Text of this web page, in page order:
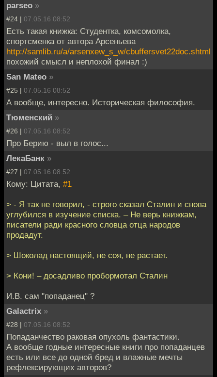
parseo »
#24 | 07.05.16 08:52
Есть такая книжка: Студентка, комсомолка,
спортсменка от автора Арсеньева
http://samlib.ru/a/arsenxew_s_w/cbuffersvet22doc.shtml
похожий смысл и неплохой финал :)
San Mateo »
#25 | 07.05.16 08:52
А вообще, интересно. Историческая философия.
Тюменский »
#26 | 07.05.16 08:52
Про Берию - выл в голос...
ЛекаБанк »
#27 | 07.05.16 08:52
Кому: Цитата, #1
> - Я так не говорил, - строго сказал Сталин и снова
углубился в изучение списка. – Не верь книжкам,
писатели ради красного словца отца народов
продадут.
> Шоколад настоящий, не соя, не растает.
> Кони! – досадливо пробормотал Сталин
И.В. сам "попаданец" ?
Galactrix »
#28 | 07.05.16 08:52
Попаданчество раковая опухоль фантастики.
А вообще годные интересные книги про попаданцев
есть или все до одной бред и влажные мечты
рефлексирующих авторов?